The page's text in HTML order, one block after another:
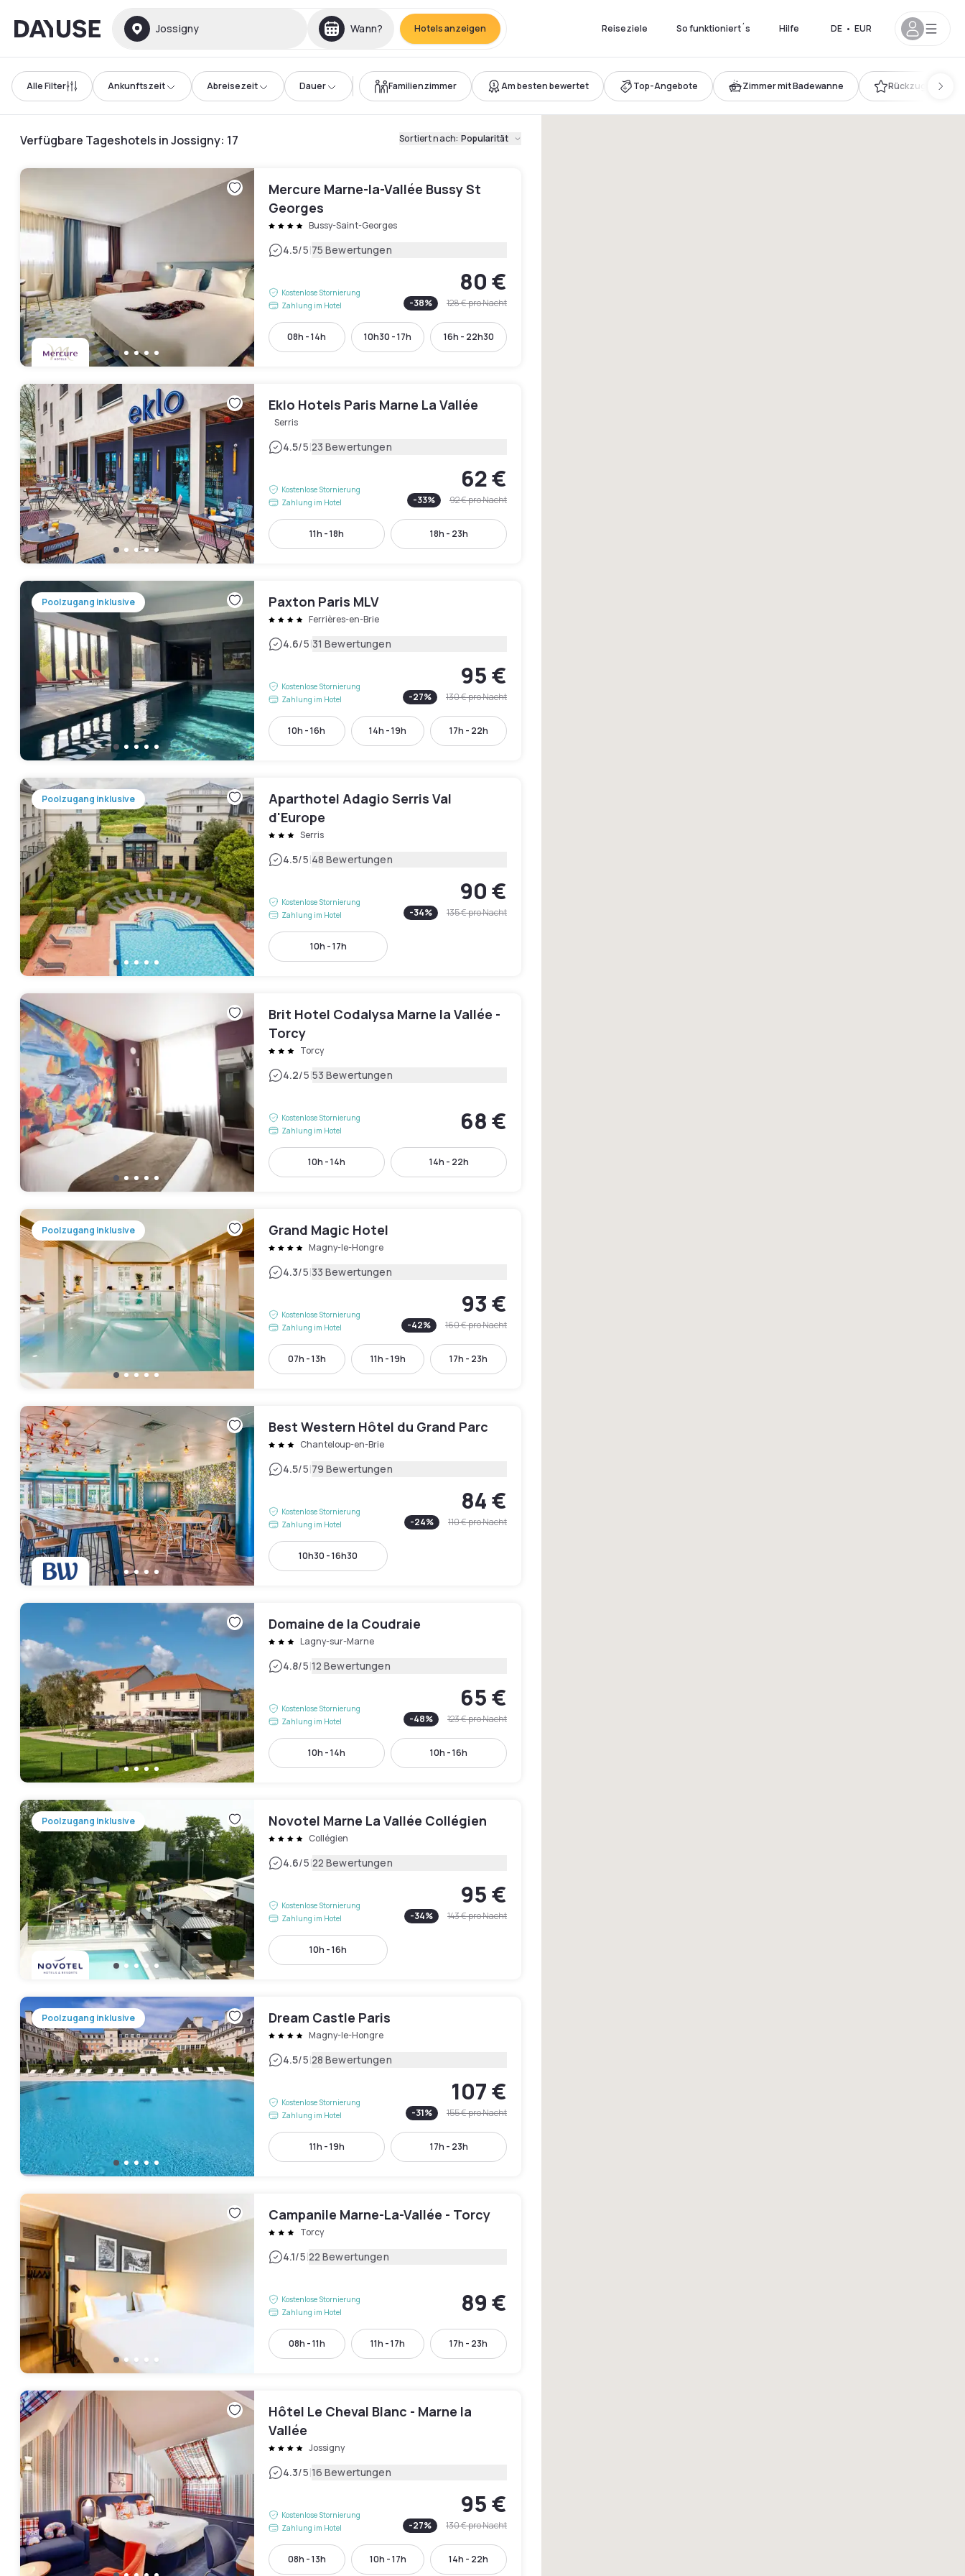
Dayuse Jossigny Wann? Hotels anzeigen Reiseziele So funktioniert´s Hilfe DE • EUR
Alle Filter Ankunftszeit Abreisezeit Dauer Familienzimmer Am besten bewertet Top-Angebote Zimmer mit Badewanne Rückzugsorte
Verfügbare Tageshotels in Jossigny: 17 Sortiert nach: Popularität
Mercure Marne-la-Vallée Bussy St
Georges
Bussy-Saint-Georges
4.5/5|75 Bewertungen
Kostenlose Stornierung
Zahlung im Hotel
80 €
-38% 128 €pro Nacht
08h - 14h 10h30 - 17h 16h - 22h30
Eklo Hotels Paris Marne La Vallée
Serris
4.5/5|23 Bewertungen
Kostenlose Stornierung
Zahlung im Hotel
62 €
-33% 92 €pro Nacht
11h - 18h 18h - 23h
Poolzugang inklusive Paxton Paris MLV
Ferrières-en-Brie
4.6/5|31 Bewertungen
Kostenlose Stornierung
Zahlung im Hotel
95 €
-27% 130 €pro Nacht
10h - 16h 14h - 19h 17h - 22h
Poolzugang inklusive
Aparthotel Adagio Serris Val
d'Europe
Serris
4.5/5|48 Bewertungen
Kostenlose Stornierung
Zahlung im Hotel
90 €
-34% 135 €pro Nacht
10h - 17h
Brit Hotel Codalysa Marne la Vallée -
Torcy
Torcy
4.2/5|53 Bewertungen
Kostenlose Stornierung
Zahlung im Hotel
68 €
10h - 14h 14h - 22h
Poolzugang inklusive Grand Magic Hotel
Magny-le-Hongre
4.3/5|33 Bewertungen
Kostenlose Stornierung
Zahlung im Hotel
93 €
-42% 160 €pro Nacht
07h - 13h 11h - 19h 17h - 23h
Best Western Hôtel du Grand Parc
Chanteloup-en-Brie
4.5/5|79 Bewertungen
Kostenlose Stornierung
Zahlung im Hotel
84 €
-24% 110 €pro Nacht
10h30 - 16h30
Domaine de la Coudraie
Lagny-sur-Marne
4.8/5|12 Bewertungen
Kostenlose Stornierung
Zahlung im Hotel
65 €
-48% 123 €pro Nacht
10h - 14h 10h - 16h
Poolzugang inklusive Novotel Marne La Vallée Collégien
Collégien
4.6/5|22 Bewertungen
Kostenlose Stornierung
Zahlung im Hotel
95 €
-34% 143 €pro Nacht
10h - 16h
Poolzugang inklusive Dream Castle Paris
Magny-le-Hongre
4.5/5|28 Bewertungen
Kostenlose Stornierung
Zahlung im Hotel
107 €
-31% 155 €pro Nacht
11h - 19h 17h - 23h
Campanile Marne-La-Vallée - Torcy
Torcy
4.1/5|22 Bewertungen
Kostenlose Stornierung
Zahlung im Hotel
89 €
08h - 11h 11h - 17h 17h - 23h
Hôtel Le Cheval Blanc - Marne la
Vallée
Jossigny
4.3/5|16 Bewertungen
Kostenlose Stornierung
Zahlung im Hotel
95 €
-27% 130 €pro Nacht
08h - 13h 10h - 17h 14h - 22h